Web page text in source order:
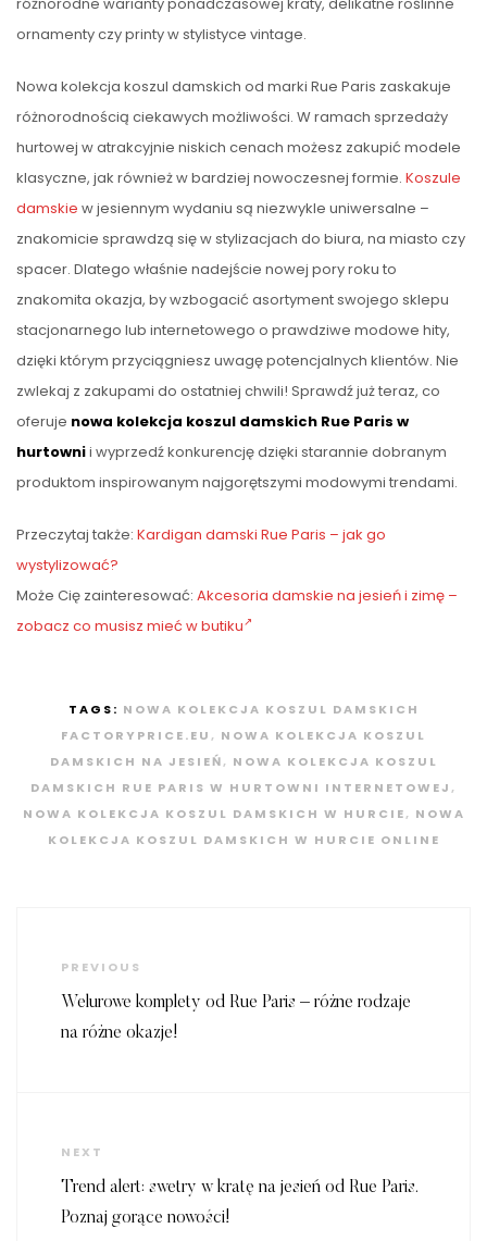
ornamenty czy printy w stylistyce vintage.
Nowa kolekcja koszul damskich od marki Rue Paris zaskakuje
różnorodnością ciekawych możliwości. W ramach sprzedaży
hurtowej w atrakcyjnie niskich cenach możesz zakupić modele
klasyczne, jak również w bardziej nowoczesnej formie. Koszule
damskie w jesiennym wydaniu są niezwykle uniwersalne –
znakomicie sprawdzą się w stylizacjach do biura, na miasto czy
spacer. Dlatego właśnie nadejście nowej pory roku to
znakomita okazja, by wzbogacić asortyment swojego sklepu
stacjonarnego lub internetowego o prawdziwe modowe hity,
dzięki którym przyciągniesz uwagę potencjalnych klientów. Nie
zwlekaj z zakupami do ostatniej chwili! Sprawdź już teraz, co
oferuje nowa kolekcja koszul damskich Rue Paris w
hurtownii wyprzedź konkurencję dzięki starannie dobranym
produktom inspirowanym najgorętszymi modowymi trendami.
Przeczytaj także: Kardigan damski Rue Paris – jak go
wystylizować?
Może Cię zainteresować: Akcesoria damskie na jesień i zimę –
zobacz co musisz mieć w butiku
TAGS: NOWA KOLEKCJA KOSZUL DAMSKICH
FACTORYPRICE.EU , NOWA KOLEKCJA KOSZUL
DAMSKICH NA JESIEŃ, NOWA KOLEKCJA KOSZUL
DAMSKICH RUE PARIS W HURTOWNI INTERNETOWEJ ,
NOWA KOLEKCJA KOSZUL DAMSKICH W HURCIE, NOWA
KOLEKCJA KOSZUL DAMSKICH W HURCIE ONLINE
wpisu
Previous
Post
PREVIOUS
Welurowe komplety od Rue Paris – różne rodzaje
na różne okazje!
Next
Post
NEXT
Trend alert: swetry w kratę na jesień od Rue Paris.
Poznaj gorące nowości!